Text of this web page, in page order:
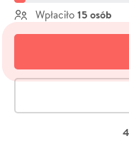
Wpłaciło 15 osób